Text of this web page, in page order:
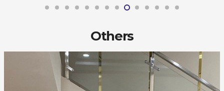
Others